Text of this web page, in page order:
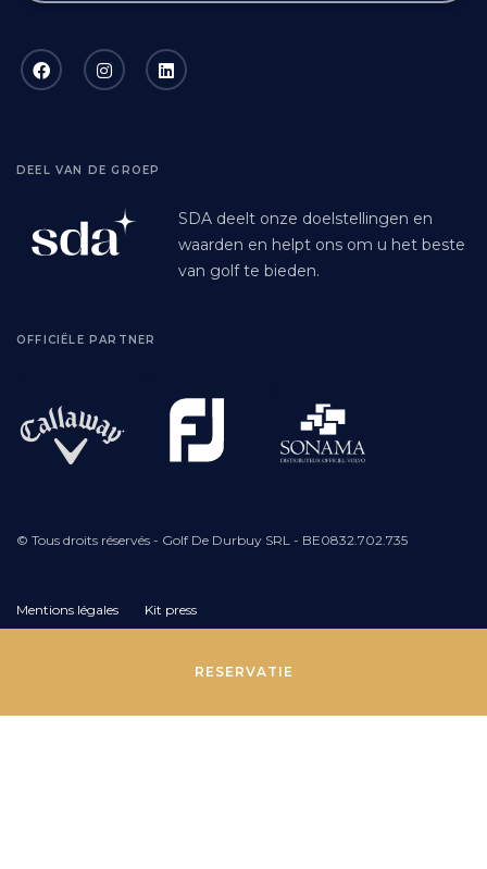
RESERVATIE
DEEL VAN DE GROEP
SDA deelt onze doelstellingen en
waarden en helpt ons om u het beste
van golf te bieden.
OFFICIËLE PARTNER
© Tous droits réservés - Golf De Durbuy SRL - BE0832.702.735
Mentions légales Kit press